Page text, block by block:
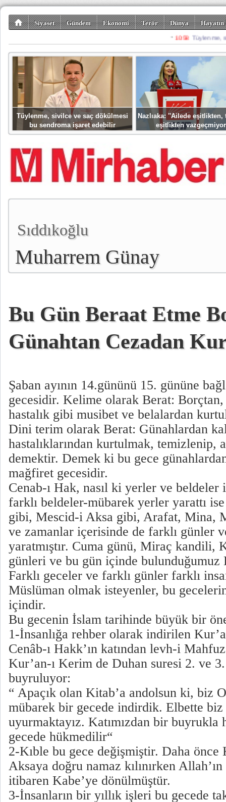
Siyaset Gündem Ekonomi Terör Dünya
Spor Misafir
Tüylenme, sivilce ve saç dökülmesi
bu sendroma işaret edebilir
Nazlıaka: ''Ailede eşitlikten,
eşitlikten
Sıddıkoğlu
Muharrem Günay
Bu Gün Beraat Etme
Günahtan Cezadan
Şaban ayının 14.gününü 15. gününe
gecesidir. Kelime olarak Berat: Borçtan,
hastalık gibi musibet ve belalardan
Dini terim olarak Berat: Günahlardan
hastalıklarından kurtulmak, temizlenip,
demektir. Demek ki bu gece
mağfiret gecesidir.
Cenab-ı Hak, nasıl ki yerler ve
farklı beldeler-mübarek yerler yarattı
gibi, Mescid-i Aksa gibi, Arafat, Mina,
ve zamanlar içerisinde de farklı günler
yaratmıştır. Cuma günü, Miraç kandili,
günleri ve bu gün içinde bulunduğumuz
Farklı geceler ve farklı günler farklı
Müslüman olmak isteyenler, bu
içindir.
Bu gecenin İslam tarihinde büyük bir
1-İnsanlığa rehber olarak indirilen
Cenâb-ı Hakk’ın katından levh-i
Kur’an-ı Kerim de Duhan suresi 2. ve
buyruluyor:
“ Apaçık olan Kitab’a andolsun ki, biz
mübarek bir gecede indirdik. Elbette biz
uyurmaktayız. Katımızdan bir
gecede hükmedilir“
2-Kıble bu gece değişmiştir. Daha
Aksaya doğru namaz kılınırken
itibaren Kabe’ye dönülmüştür.
3-İnsanların bir yıllık işleri bu gecede